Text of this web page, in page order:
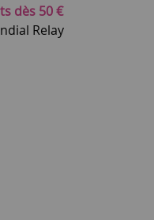
dès 50 €
Relay